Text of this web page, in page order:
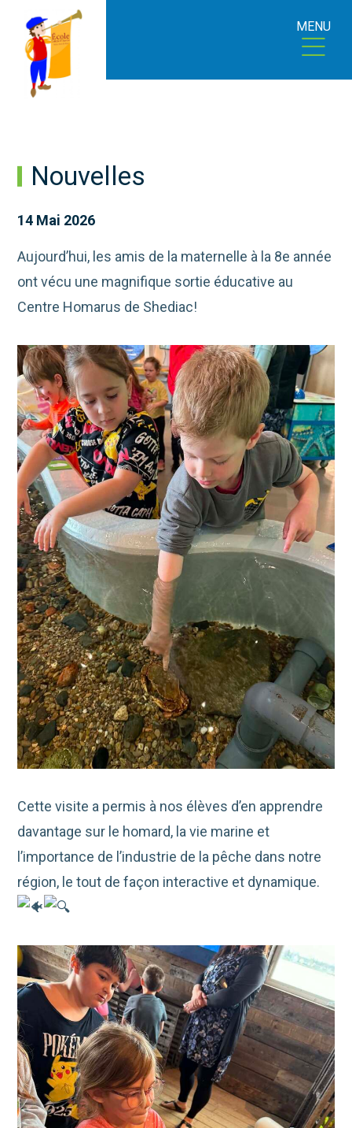
MENU
Nouvelles
14 Mai 2026
Aujourd’hui, les amis de la maternelle à la 8e année
ont vécu une magnifique sortie éducative au
Centre Homarus de Shediac!
Cette visite a permis à nos élèves d’en apprendre
davantage sur le homard, la vie marine et
l’importance de l’industrie de la pêche dans notre
région, le tout de façon interactive et dynamique.